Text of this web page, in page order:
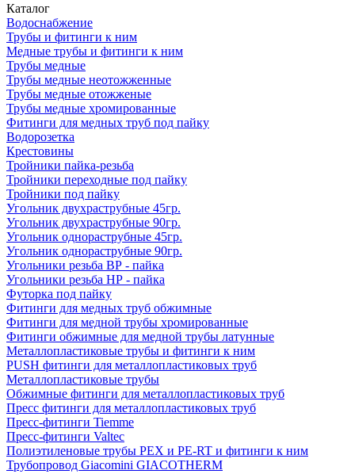
Каталог
Водоснабжение
Трубы и фитинги к ним
Медные трубы и фитинги к ним
Трубы медные
Трубы медные неотожженные
Трубы медные отожженые
Трубы медные хромированные
Фитинги для медных труб под пайку
Водорозетка
Крестовины
Тройники пайка-резьба
Тройники переходные под пайку
Тройники под пайку
Угольник двухраструбные 45гр.
Угольник двухраструбные 90гр.
Угольник однораструбные 45гр.
Угольник однораструбные 90гр.
Угольники резьба ВР - пайка
Угольники резьба НР - пайка
Футорка под пайку
Фитинги для медных труб обжимные
Фитинги для медной трубы хромированные
Фитинги обжимные для медной трубы латунные
Металлопластиковые трубы и фитинги к ним
PUSH фитинги для металлопластиковых труб
Металлопластиковые трубы
Обжимные фитинги для металлопластиковых труб
Пресс фитинги для металлопластиковых труб
Пресс-фитинги Tiemme
Пресс-фитинги Valtec
Полиэтиленовые трубы PEX и PE-RT и фитинги к ним
Трубопровод Giacomini GIACOTHERM